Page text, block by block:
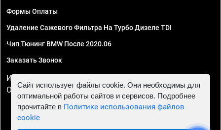
Формы Оплаты
Удаление Сажевого Фильтра На Турбо Дизеле TDI
Чип Тюнинг BMW После 2020.06
Заказать Звонок
ИП Смирнов Георгий Павлович. ИНН 781302555843,
ОГРНИП 324470400032610
Сайт использует файлы cookie. Они необходимы для
оптимальной работы сайтов и сервисов. Подробнее
прочитайте в Политике использования файлов
cookie